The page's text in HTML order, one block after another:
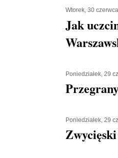
Wtorek, 30
Jak
Poniedziałek, 29
Poniedziałek, 29